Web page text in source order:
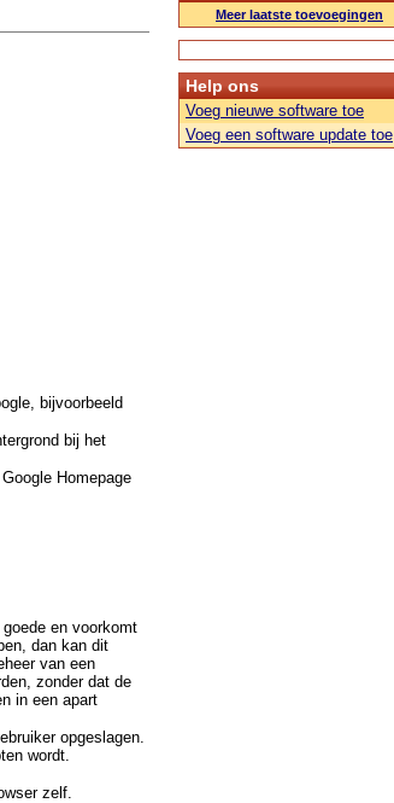
bijvoorbeeld
bij het
Homepage
en voorkomt
dan kan dit
van een
zonder dat de
in een apart
opgeslagen.
wordt.
zelf.
Meer laatste toevoegingen
Help ons
Voeg nieuwe software toe
Voeg een software update toe